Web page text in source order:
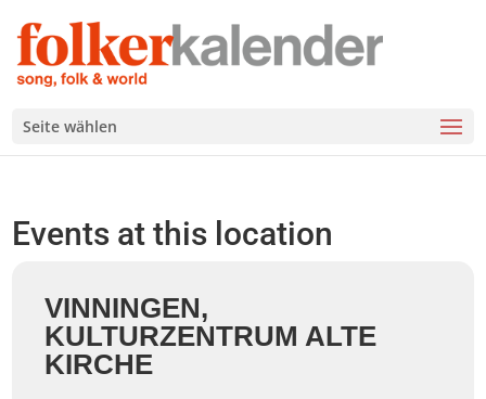
Seite wählen
Events at this location
VINNINGEN,
KULTURZENTRUM ALTE
KIRCHE